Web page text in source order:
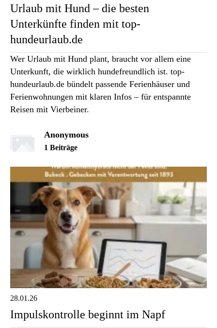
Urlaub mit Hund – die besten
Unterkünfte finden mit top-
hundeurlaub.de
Wer Urlaub mit Hund plant, braucht vor allem eine
Unterkunft, die wirklich hundefreundlich ist. top-
hundeurlaub.de bündelt passende Ferienhäuser und
Ferienwohnungen mit klaren Infos – für entspannte
Reisen mit Vierbeiner.
Anonymous
1 Beiträge
28.01.26
Impulskontrolle beginnt im Napf